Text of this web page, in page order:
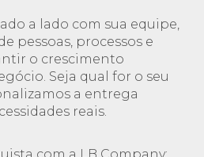
a lado com sua equipe,
pessoas, processos e
o crescimento
Seja qual for o seu
a entrega
reais.